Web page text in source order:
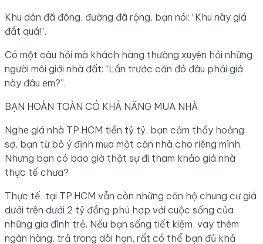
Khu dân đã đông, đường đã rộng, bạn nói: “Khu này giá
đắt quá!”.
Có một câu hỏi mà khách hàng thường xuyên hỏi những
người môi giới nhà đất: “Lần trước căn đó đâu phải giá
này đâu em?”.
BẠN HOÀN TOÀN CÓ KHẢ NĂNG MUA NHÀ
Nghe giá nhà TP.HCM tiền tỷ tỷ, bạn cảm thấy hoảng
sợ, bạn từ bỏ ý định mua một căn nhà cho riêng mình.
Nhưng bạn có bao giờ thật sự đi tham khảo giá nhà
thực tế chưa?
Thực tế, tại TP.HCM vẫn còn những căn hộ chung cư giá
dưới trên dưới 2 tỷ đồng phù hợp với cuộc sống của
những gia đình trẻ. Nếu bạn sống tiết kiệm, vay thêm
ngân hàng, trả trong dài hạn, rất có thể bạn đủ khả